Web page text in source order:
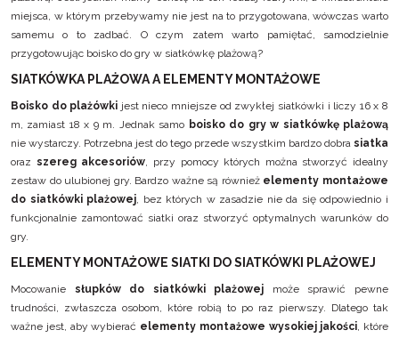
miejsca, w którym przebywamy nie jest na to przygotowana, wówczas warto
samemu o to zadbać. O czym zatem warto pamiętać, samodzielnie
przygotowując boisko do gry w siatkówkę plażową?
SIATKÓWKA PLAŻOWA A ELEMENTY MONTAŻOWE
Boisko do plażówki jest nieco mniejsze od zwykłej siatkówki i liczy 16 x 8
m, zamiast 18 x 9 m. Jednak samo boisko do gry w siatkówkę plażową
nie wystarczy. Potrzebna jest do tego przede wszystkim bardzo dobra siatka
oraz szereg akcesoriów, przy pomocy których można stworzyć idealny
zestaw do ulubionej gry. Bardzo ważne są również elementy montażowe
do siatkówki plażowej, bez których w zasadzie nie da się odpowiednio i
funkcjonalnie zamontować siatki oraz stworzyć optymalnych warunków do
gry.
ELEMENTY MONTAŻOWE SIATKI DO SIATKÓWKI PLAŻOWEJ
Mocowanie słupków do siatkówki plażowej może sprawić pewne
trudności, zwłaszcza osobom, które robią to po raz pierwszy. Dlatego tak
ważne jest, aby wybierać elementy montażowe wysokiej jakości, które